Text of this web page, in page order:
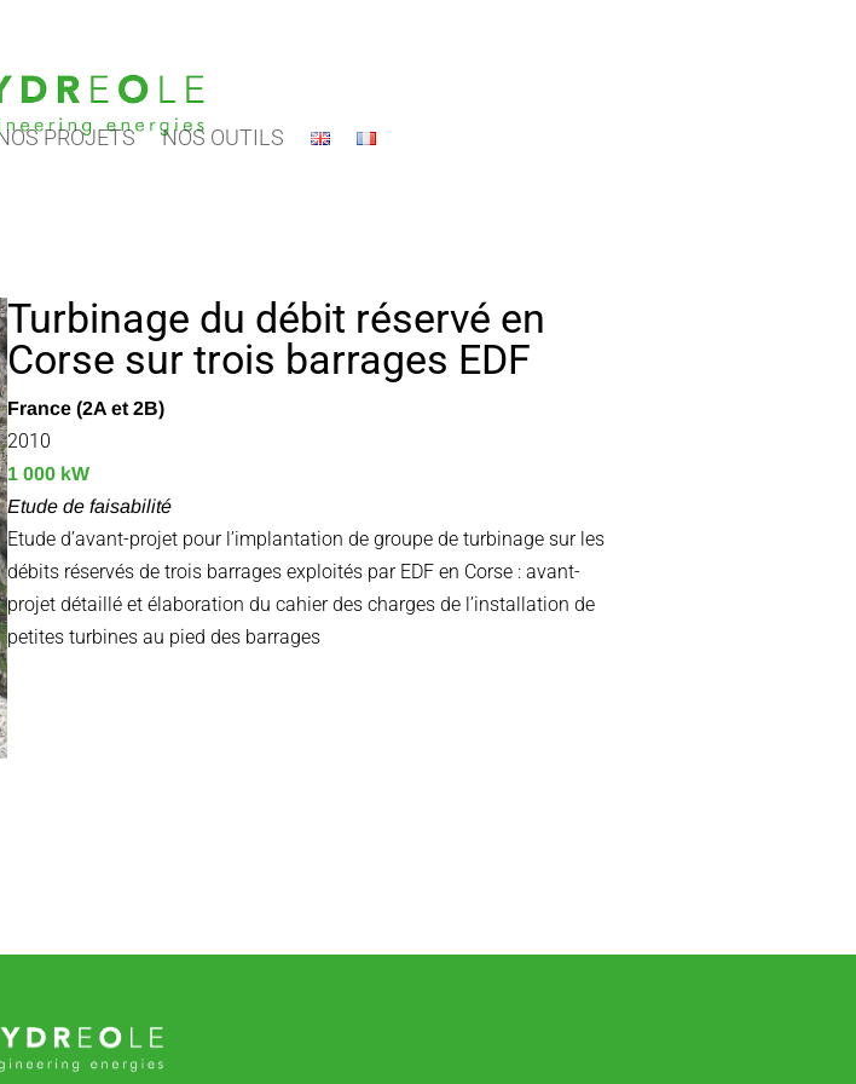
PROJETS NOS OUTILS
Turbinage du débit réservé en
Corse sur trois barrages EDF
France (2A et 2B)
2010
1 000 kW
Etude de faisabilité
Etude d’avant-projet pour l’implantation de groupe de turbinage sur les
débits réservés de trois barrages exploités par EDF en Corse : avant-
projet détaillé et élaboration du cahier des charges de l’installation de
petites turbines au pied des barrages